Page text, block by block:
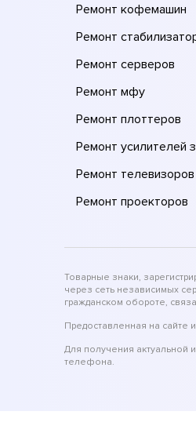
Ремонт кофемашин
Ремонт
Ремонт серверов
Ремонт мфу
Ремонт плоттеров
Ремонт усилителей
Ремонт телевизоров
Ремонт проекторов
Товарные знаки,
через сеть независимых
гражданском обороте,
Предоставленная на сайте
Для получения актуальной
телефона.